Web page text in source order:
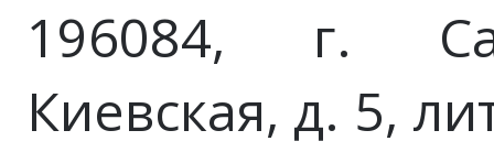
196084, г.
Киевская, д. 5,